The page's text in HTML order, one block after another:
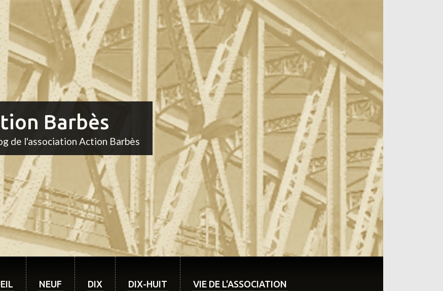
Barbès
de l'association Action Barbès
NEUF DIX DIX-HUIT VIE DE L'ASSOCIATION